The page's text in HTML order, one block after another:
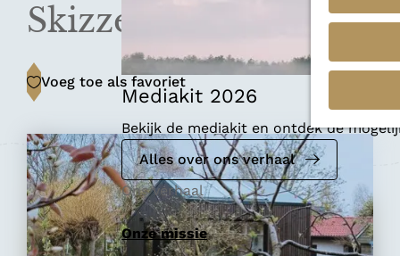
Mediakit 2026
Bekijk de mediakit en ontdek de
Alles over ons verhaal
Ons verhaal
Onze missie
Skizze Labo + Loft
Voeg toe als favoriet
Voeg toe als favoriet